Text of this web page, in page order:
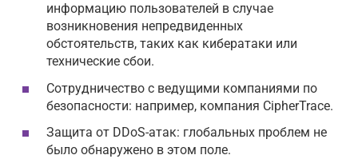
информацию пользователей в случае
возникновения непредвиденных
обстоятельств, таких как кибератаки или
технические сбои.
Сотрудничество с ведущими компаниями по
безопасности: например, компания CipherTrace.
Защита от DDoS-атак: глобальных проблем не
было обнаружено в этом поле.